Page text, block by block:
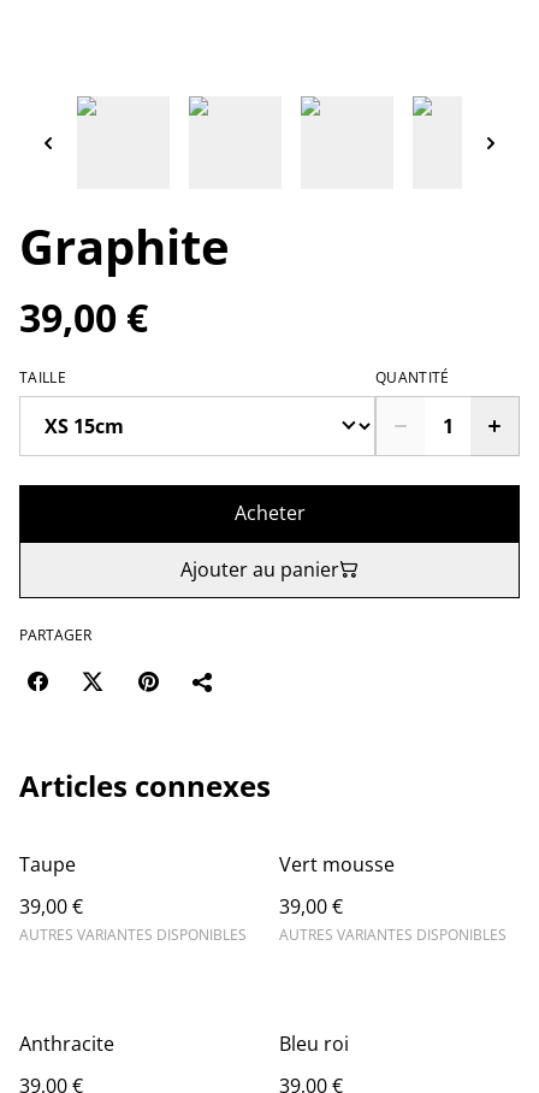
Graphite
39,00 €
TAILLE QUANTITÉ
Acheter
Ajouter au panier
PARTAGER
Articles connexes
Taupe
39,00 €
AUTRES VARIANTES DISPONIBLES
Vert mousse
39,00 €
AUTRES VARIANTES DISPONIBLES
Anthracite
39,00 €
Bleu roi
39,00 €